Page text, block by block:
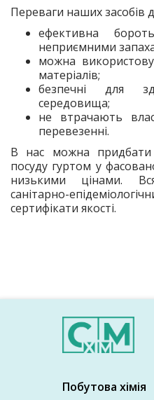
Переваги наших засобів
ефективна
неприємними
можна
матеріалів;
безпечні для
середовища;
не втрачають
перевезенні.
В нас можна придбати
посуду гуртом у
низькими цінами.
санітарно-
сертифікати якості.
Побутова хімія